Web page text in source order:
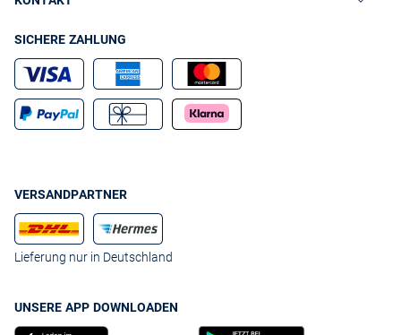
SICHERE ZAHLUNG
VERSANDPARTNER
Lieferung nur in Deutschland
UNSERE APP DOWNLOADEN